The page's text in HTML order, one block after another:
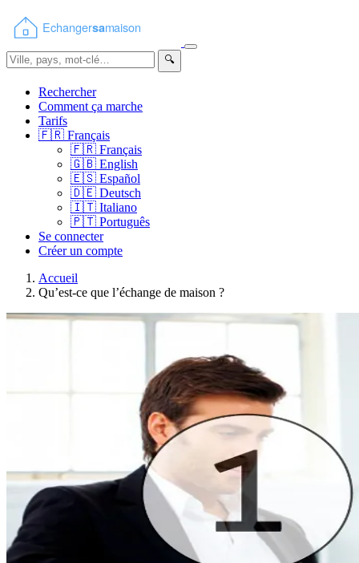
🔍
Rechercher
Comment ça marche
Tarifs
🇫🇷 Français
🇫🇷 Français
🇬🇧 English
🇪🇸 Español
🇩🇪 Deutsch
🇮🇹 Italiano
🇵🇹 Português
Se connecter
Créer un compte
Accueil
Qu’est-ce que l’échange de maison ?